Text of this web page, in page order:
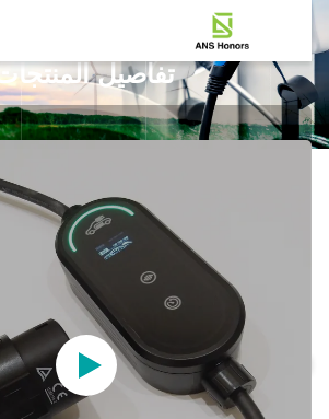
تفاصيل المنتجات